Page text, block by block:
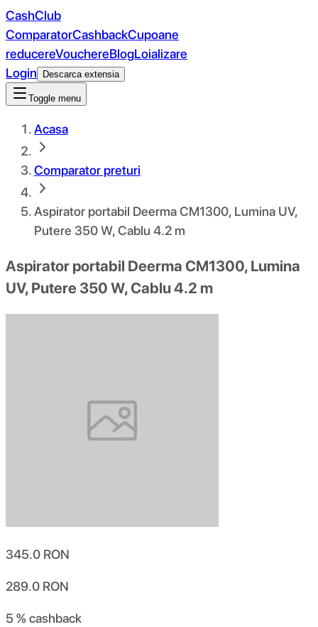
CashClub
ComparatorCashbackCupoane
reducereVouchereBlogLoializare
Login
Descarca extensia
Toggle menu
Acasa
Comparator preturi
Aspirator portabil Deerma CM1300, Lumina UV,
Putere 350 W, Cablu 4.2 m
Aspirator portabil Deerma CM1300, Lumina
UV, Putere 350 W, Cablu 4.2 m
345.0 RON
289.0 RON
5 %cashback